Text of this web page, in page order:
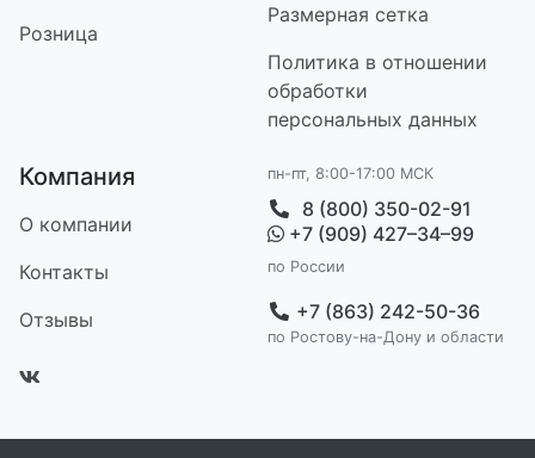
Розница
Размерная сетка
Политика в отношении
обработки
персональных данных
Компания
О компании
Контакты
Отзывы
пн-пт, 8:00-17:00 МСК
8 (800) 350-02-91
+7 (909) 427–34–99
по России
+7 (863) 242-50-36
по Ростову-на-Дону и области